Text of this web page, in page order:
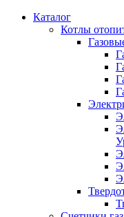
Каталог
Котлы